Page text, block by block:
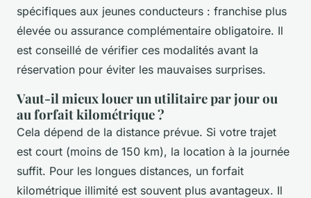
spécifiques aux jeunes conducteurs : franchise plus
élevée ou assurance complémentaire obligatoire. Il
est conseillé de vérifier ces modalités avant la
réservation pour éviter les mauvaises surprises.
Vaut-il mieux louer un utilitaire par jour ou
au forfait kilométrique ?
Cela dépend de la distance prévue. Si votre trajet
est court (moins de 150 km), la location à la journée
suffit. Pour les longues distances, un forfait
kilométrique illimité est souvent plus avantageux. Il